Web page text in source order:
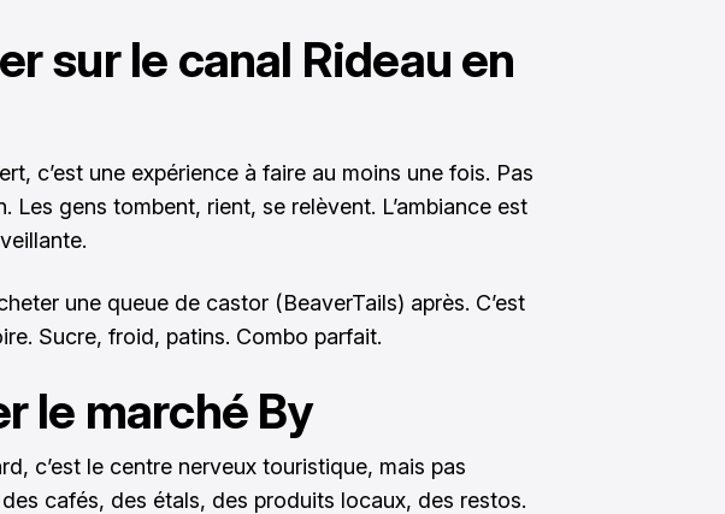
sur le canal Rideau en
c’est une expérience à faire au moins une fois. Pas
Les gens tombent, rient, se relèvent. L’ambiance est
une queue de castor (BeaverTails) après. C’est
Sucre, froid, patins. Combo parfait.
le marché By
c’est le centre nerveux touristique, mais pas
cafés, des étals, des produits locaux, des restos.